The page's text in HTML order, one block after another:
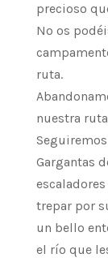
precioso
No os
ruta.
nuestra
Gargantas
trepar por
un bello
el río que